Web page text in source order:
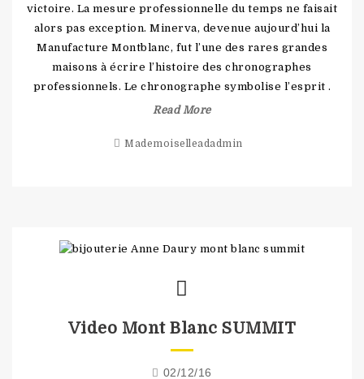
victoire. La mesure professionnelle du temps ne faisait
alors pas exception. Minerva, devenue aujourd’hui la
Manufacture Montblanc, fut l’une des rares grandes
maisons à écrire l’histoire des chronographes
professionnels. Le chronographe symbolise l’esprit .
Read More
Mademoiselleadadmin
Video Mont Blanc SUMMIT
02/12/16